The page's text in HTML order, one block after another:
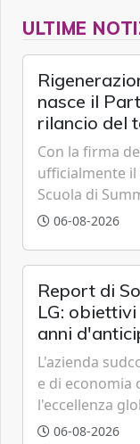
ULTIME
nasce il
rilancio del
Con la firma
ufficialmente
Scuola di
partenariato
06-08-2026
Report di
LG:
anni
L'azienda
e di economia
l'eccellenza
grazie a
06-08-2026